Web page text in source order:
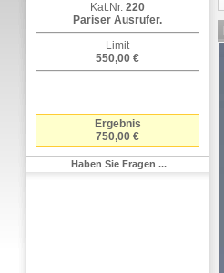
Kat.Nr. 220
Pariser Ausrufer.
Limit
550,00 €
Ergebnis
750,00 €
Haben Sie Fragen ...